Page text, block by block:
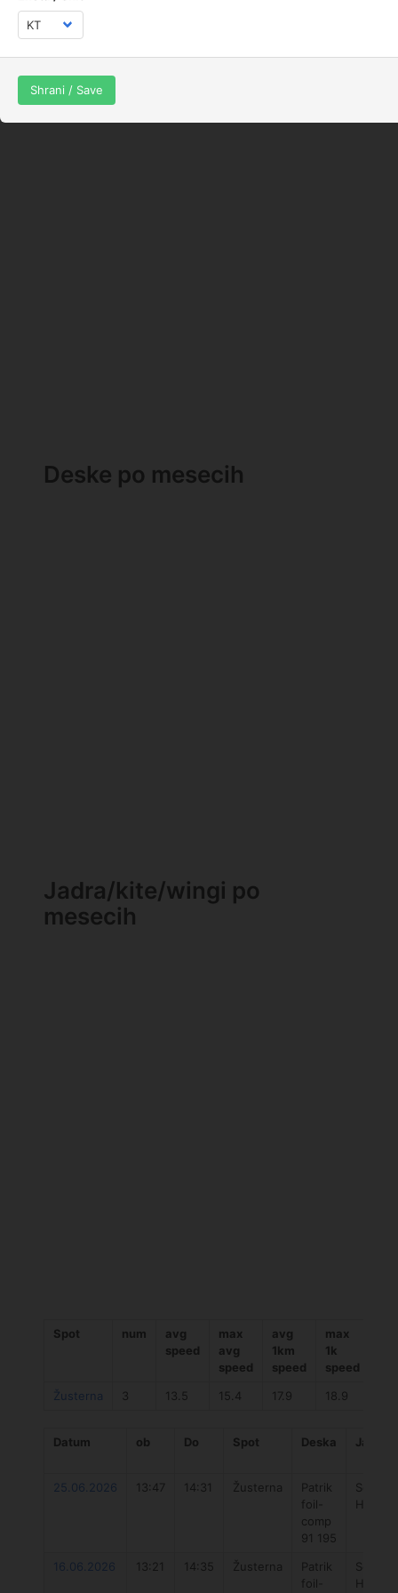
Shrani / Save
NW -
Sešni po mesecih
Deske po mesecih
Jadra/kite/wingi po
mesecih
Spot num
avg
speed
max
avg
speed
avg
1km
speed
max
1k
speed
Žusterna 3 13.5 15.4 17.9 18.9
Datum ob Do Spot Deska Jadro
25.06.2026 13:47 14:31 Žusterna
Patrik
foil-
comp
91 195
HGO 9
16.06.2026 13:21 14:35 Žusterna
Patrik
foil-
Hyper 7